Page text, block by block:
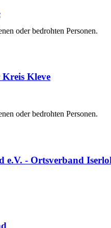
oder bedrohten Personen.
Kleve
oder bedrohten Personen.
e.V. - Ortsverband